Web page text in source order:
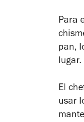
Para
pan,
lugar.
El
usar